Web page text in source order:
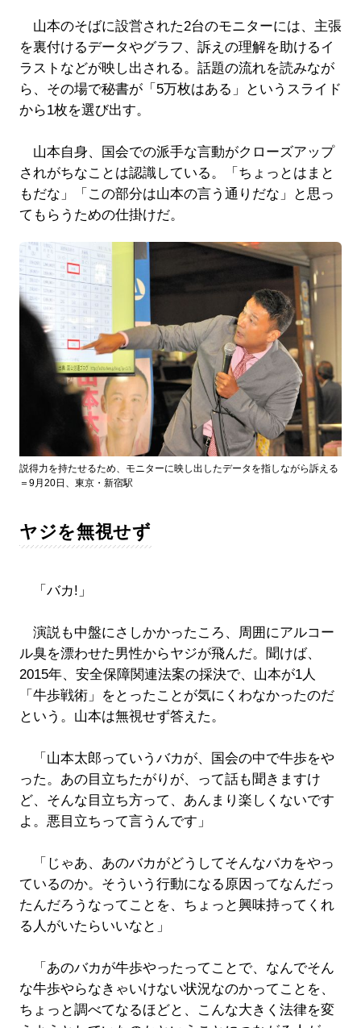
山本のそばに設営された2台のモニターには、主張
を裏付けるデータやグラフ、訴えの理解を助けるイ
ラストなどが映し出される。話題の流れを読みなが
ら、その場で秘書が「5万枚はある」というスライド
から1枚を選び出す。
山本自身、国会での派手な言動がクローズアップ
されがちなことは認識している。「ちょっとはまと
もだな」「この部分は山本の言う通りだな」と思っ
てもらうための仕掛けだ。
説得力を持たせるため、モニターに映し出したデータを指しながら訴える
＝9月20日、東京・新宿駅
ヤジを無視せず
「バカ!」
演説も中盤にさしかかったころ、周囲にアルコー
ル臭を漂わせた男性からヤジが飛んだ。聞けば、
2015年、安全保障関連法案の採決で、山本が1人
「牛歩戦術」をとったことが気にくわなかったのだ
という。山本は無視せず答えた。
「山本太郎っていうバカが、国会の中で牛歩をや
った。あの目立ちたがりが、って話も聞きますけ
ど、そんな目立ち方って、あんまり楽しくないです
よ。悪目立ちって言うんです」
「じゃあ、あのバカがどうしてそんなバカをやっ
ているのか。そういう行動になる原因ってなんだっ
たんだろうなってことを、ちょっと興味持ってくれ
る人がいたらいいなと」
「あのバカが牛歩やったってことで、なんでそん
な牛歩やらなきゃいけない状況なのかってことを、
ちょっと調べてなるほどと、こんな大きく法律を変